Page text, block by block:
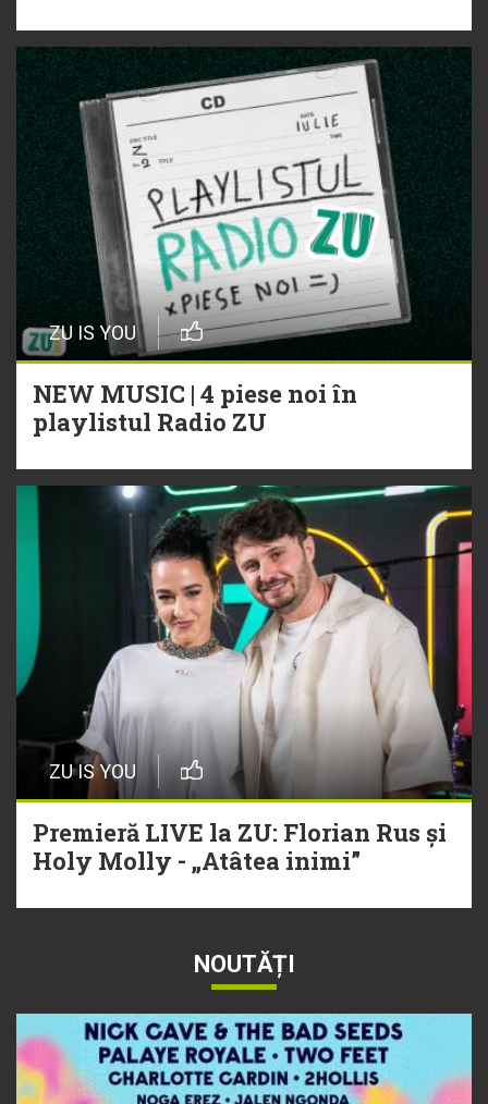
ZU IS YOU
NEW MUSIC | 4 piese noi în
playlistul Radio ZU
ZU IS YOU
Premieră LIVE la ZU: Florian Rus și
Holy Molly - „Atâtea inimi”
NOUTĂȚI